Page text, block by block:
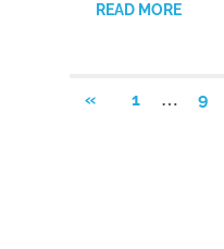
READ MORE
Posts
«PREVIOUS
1 … 9